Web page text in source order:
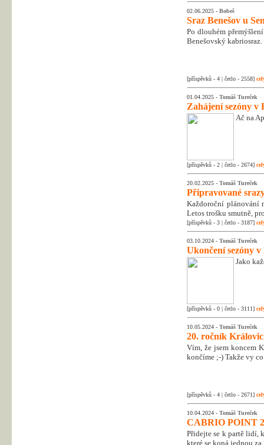
02.06.2025 - Bobeš
Sraz Benešov u
Po dlouhém
Benešovský kabriosraz.
[příspěvků - 4 | četlo - 2558]
01.04.2025 - Tomáš Tureček
Zahájení sezóny v
Ač na
[příspěvků - 2 | četlo - 2674]
20.02.2025 - Tomáš Tureček
Připravované
Každoroční plánování
Letos trošku smutně,
[příspěvků - 3 | četlo - 3187]
03.10.2024 - Tomáš Tureček
Ukončení sezóny v
Jako
[příspěvků - 0 | četlo - 3111]
10.05.2024 - Tomáš Tureček
20. ročník
Vím, že jsem koncem
končíme ;-) Takže vy
[příspěvků - 4 | četlo - 2671]
10.04.2024 - Tomáš Tureček
CABRIO POINT
Přidejte se k partě lidí,
které se koná jednou